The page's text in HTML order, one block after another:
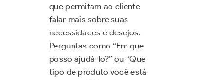
que permitam ao cliente
falar mais sobre suas
necessidades e desejos.
Perguntas como “Em que
posso ajudá-lo?” ou “Que
tipo de produto você está